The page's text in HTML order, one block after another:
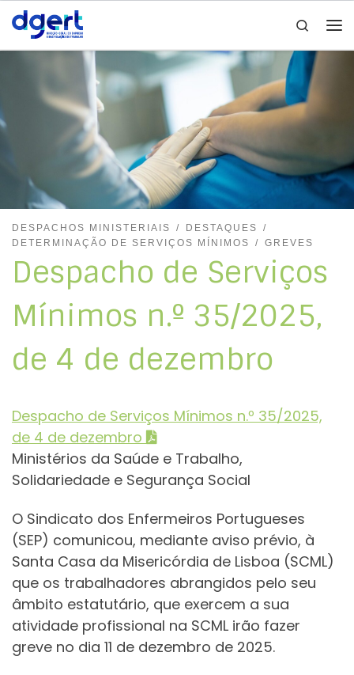
Skip to content
Search
DESPACHOS MINISTERIAIS
DESTAQUES
DETERMINAÇÃO DE SERVIÇOS MÍNIMOS
GREVES
Despacho de Serviços
Mínimos n.º 35/2025,
de 4 de dezembro
Despacho de Serviços Mínimos n.º 35/2025,
de 4 de dezembro
Ministérios da Saúde e Trabalho,
Solidariedade e Segurança Social
O Sindicato dos Enfermeiros Portugueses
(SEP) comunicou, mediante aviso prévio, à
Santa Casa da Misericórdia de Lisboa (SCML)
que os trabalhadores abrangidos pelo seu
âmbito estatutário, que exercem a sua
atividade profissional na SCML irão fazer
greve no dia 11 de dezembro de 2025.